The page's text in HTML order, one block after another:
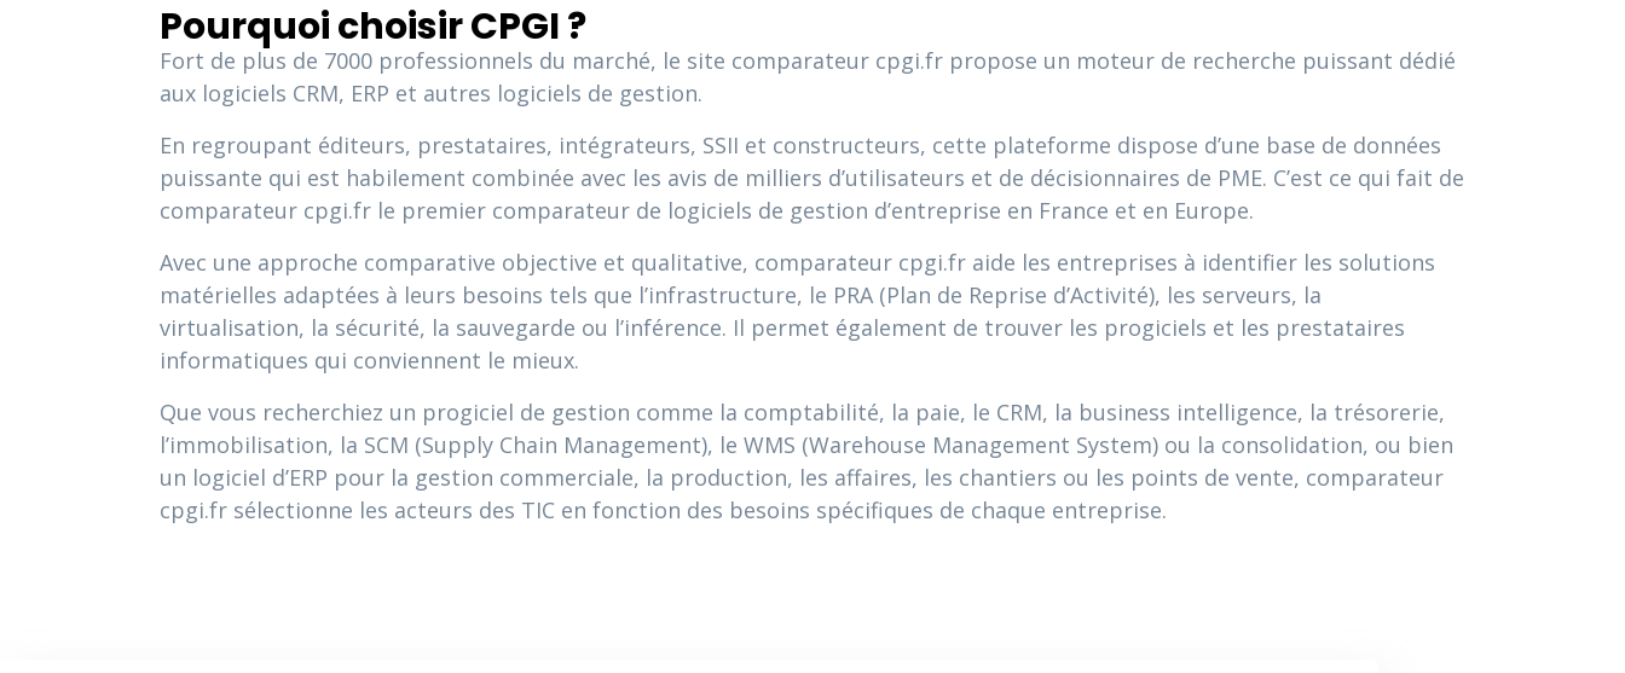
Pourquoi choisir CPGI ?
Fort de plus de 7000 professionnels du marché, le site comparateur cpgi.fr propose un moteur de recherche puissant dédié
aux logiciels CRM, ERP et autres logiciels de gestion.
En regroupant éditeurs, prestataires, intégrateurs, SSII et constructeurs, cette plateforme dispose d’une base de données
puissante qui est habilement combinée avec les avis de milliers d’utilisateurs et de décisionnaires de PME. C’est ce qui fait de
comparateur cpgi.fr le premier comparateur de logiciels de gestion d’entreprise en France et en Europe.
Avec une approche comparative objective et qualitative, comparateur cpgi.fr aide les entreprises à identifier les solutions
matérielles adaptées à leurs besoins tels que l’infrastructure, le PRA (Plan de Reprise d’Activité), les serveurs, la
virtualisation, la sécurité, la sauvegarde ou l’inférence. Il permet également de trouver les progiciels et les prestataires
informatiques qui conviennent le mieux.
Que vous recherchiez un progiciel de gestion comme la comptabilité, la paie, le CRM, la business intelligence, la trésorerie,
l’immobilisation, la SCM (Supply Chain Management), le WMS (Warehouse Management System) ou la consolidation, ou bien
un logiciel d’ERP pour la gestion commerciale, la production, les affaires, les chantiers ou les points de vente, comparateur
cpgi.fr sélectionne les acteurs des TIC en fonction des besoins spécifiques de chaque entreprise.